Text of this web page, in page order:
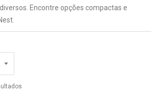
Encontre opções compactas e